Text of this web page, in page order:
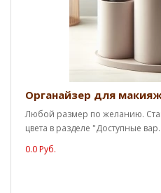
Органайзер для
Любой размер по желанию.
цвета в разделе "Доступные вар..
0.0 Руб.